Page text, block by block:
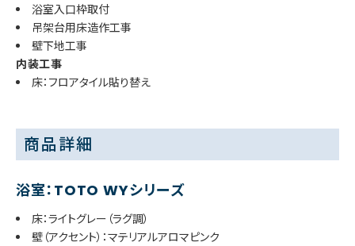
浴室入口枠取付
吊架台用床造作工事
壁下地工事
内装工事
床：フロアタイル貼り替え
商品詳細
浴室：TOTO WYシリーズ
床：ライトグレー（ラグ調）
壁（アクセント）：マテリアルアロマピンク